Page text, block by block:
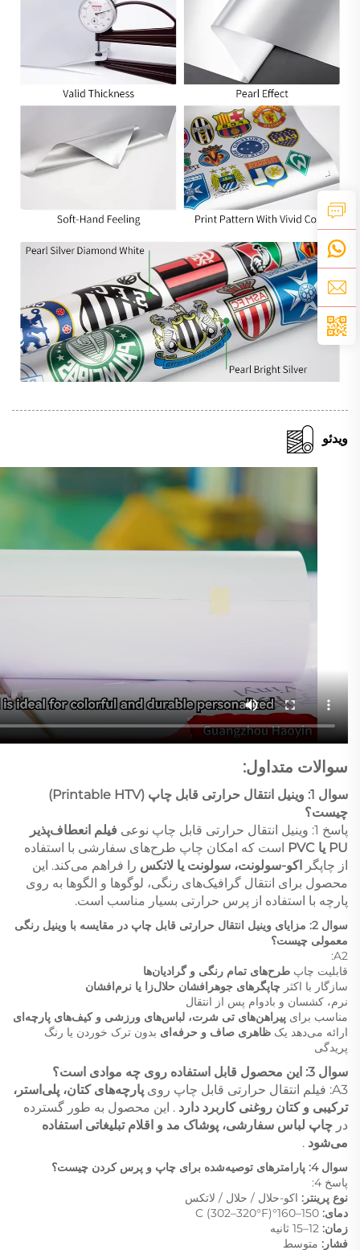
ویدئو
سوالات متداول:
سوال 1: وینیل انتقال حرارتی قابل چاپ (Printable HTV)
چیست؟
پاسخ 1: وینیل انتقال حرارتی قابل چاپ نوعی
فیلم انعطاف‌پذیر
PU یا PVC
است که امکان چاپ طرح‌های سفارشی با استفاده
از چاپگر اکو-سولونت، سولونت یا لاتکس را فراهم می‌کند. این
محصول برای انتقال گرافیک‌های رنگی، لوگوها و الگوها به روی
پارچه با استفاده از پرس حرارتی بسیار مناسب است.
سوال 2: مزایای وینیل انتقال حرارتی قابل چاپ در مقایسه با وینیل رنگی
معمولی چیست؟
A2:
قابلیت چاپ طرح‌های تمام رنگی و گرادیان‌ها
سازگار با اکثر چاپگرهای جوهرافشان حلال‌زا یا نرم‌افشان
نرم، کشسان و بادوام پس از انتقال
مناسب برای پیراهن‌های تی شرت، لباس‌های ورزشی و کیف‌های پارچه‌ای
ارائه می‌دهد یک ظاهری صاف و حرفه‌ای بدون ترک خوردن یا رنگ
پریدگی
سوال 3: این محصول قابل استفاده روی چه موادی است؟
A3: فیلم انتقال حرارتی قابل چاپ روی
پارچه‌های کتان، پلی‌استر،
ترکیبی و کتان روغنی کاربرد دارد . این محصول به طور گسترده
در چاپ لباس سفارشی، پوشاک مد و اقلام تبلیغاتی استفاده
می‌شود .
سوال 4: پارامترهای توصیه‌شده برای چاپ و پرس کردن چیست؟
پاسخ 4:
نوع پرینتر: اکو-حلال / حلال / لاتکس
دمای: 150–160°C (302–320°F)
زمان: 12–15 ثانیه
فشار: متوسط